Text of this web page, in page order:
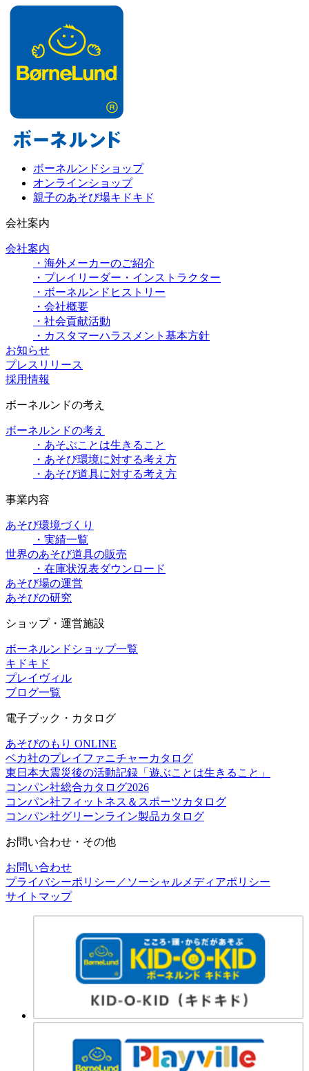
ボーネルンドショップ
オンラインショップ
親子のあそび場キドキド
会社案内
会社案内
・海外メーカーのご紹介
・プレイリーダー・インストラクター
・ボーネルンドヒストリー
・会社概要
・社会貢献活動
・カスタマーハラスメント基本方針
お知らせ
プレスリリース
採用情報
ボーネルンドの考え
ボーネルンドの考え
・あそぶことは生きること
・あそび環境に対する考え方
・あそび道具に対する考え方
事業内容
あそび環境づくり
・実績一覧
世界のあそび道具の販売
・在庫状況表ダウンロード
あそび場の運営
あそびの研究
ショップ・運営施設
ボーネルンドショップ一覧
キドキド
プレイヴィル
ブログ一覧
電子ブック・カタログ
あそびのもり ONLINE
ベカ社のプレイファニチャーカタログ
東日本大震災後の活動記録「遊ぶことは生きること」
コンパン社総合カタログ2026
コンパン社フィットネス＆スポーツカタログ
コンパン社グリーンライン製品カタログ
お問い合わせ・その他
お問い合わせ
プライバシーポリシー／ソーシャルメディアポリシー
サイトマップ